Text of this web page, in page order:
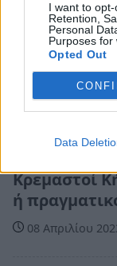
I want to opt-
Retention,
Personal
Purposes for
Opted Out
Data
Κρεμαστοί
ή
08 Απριλίου